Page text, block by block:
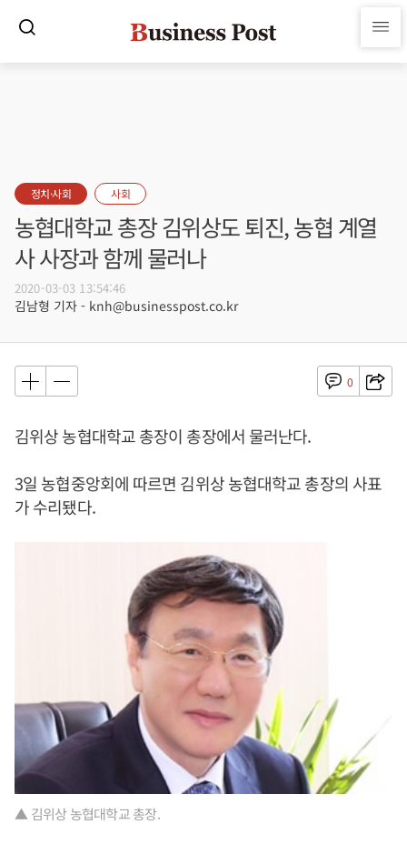
정치·사회 사회
농협대학교 총장 김위상도 퇴진, 농협 계열
사 사장과 함께 물러나
2020-03-03 13:54:46
김남형 기자 - knh@businesspost.co.kr
0
김위상 농협대학교 총장이 총장에서 물러난다.
3일 농협중앙회에 따르면 김위상 농협대학교 총장의 사표
가 수리됐다.
▲ 김위상 농협대학교 총장.